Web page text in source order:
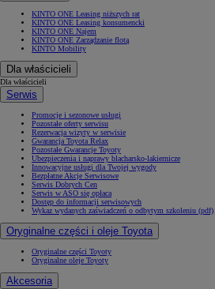
KINTO ONE Leasing niższych rat
KINTO ONE Leasing konsumencki
KINTO ONE Najem
KINTO ONE Zarządzanie flotą
KINTO Mobility
Dla właścicieli
Dla właścicieli
Serwis
Promocje i sezonowe usługi
Pozostałe oferty serwisu
Rezerwacja wizyty w serwisie
Gwarancja Toyota Relax
Pozostałe Gwarancje Toyoty
Ubezpieczenia i naprawy blacharsko-lakiernicze
Innowacyjne usługi dla Twojej wygody
Bezpłatne Akcje Serwisowe
Serwis Dobrych Cen
Serwis w ASO się opłaca
Dostęp do informacji serwisowych
Wykaz wydanych zaświadczeń o odbytym szkoleniu (pdf)
Oryginalne części i oleje Toyota
Oryginalne części Toyoty
Oryginalne oleje Toyoty
Akcesoria